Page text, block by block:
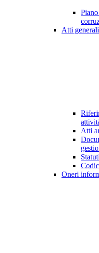
Atti generali
Atti
Oneri